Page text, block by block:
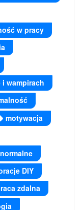
w pracy
wampirach
motywacja
DIY
zdalna